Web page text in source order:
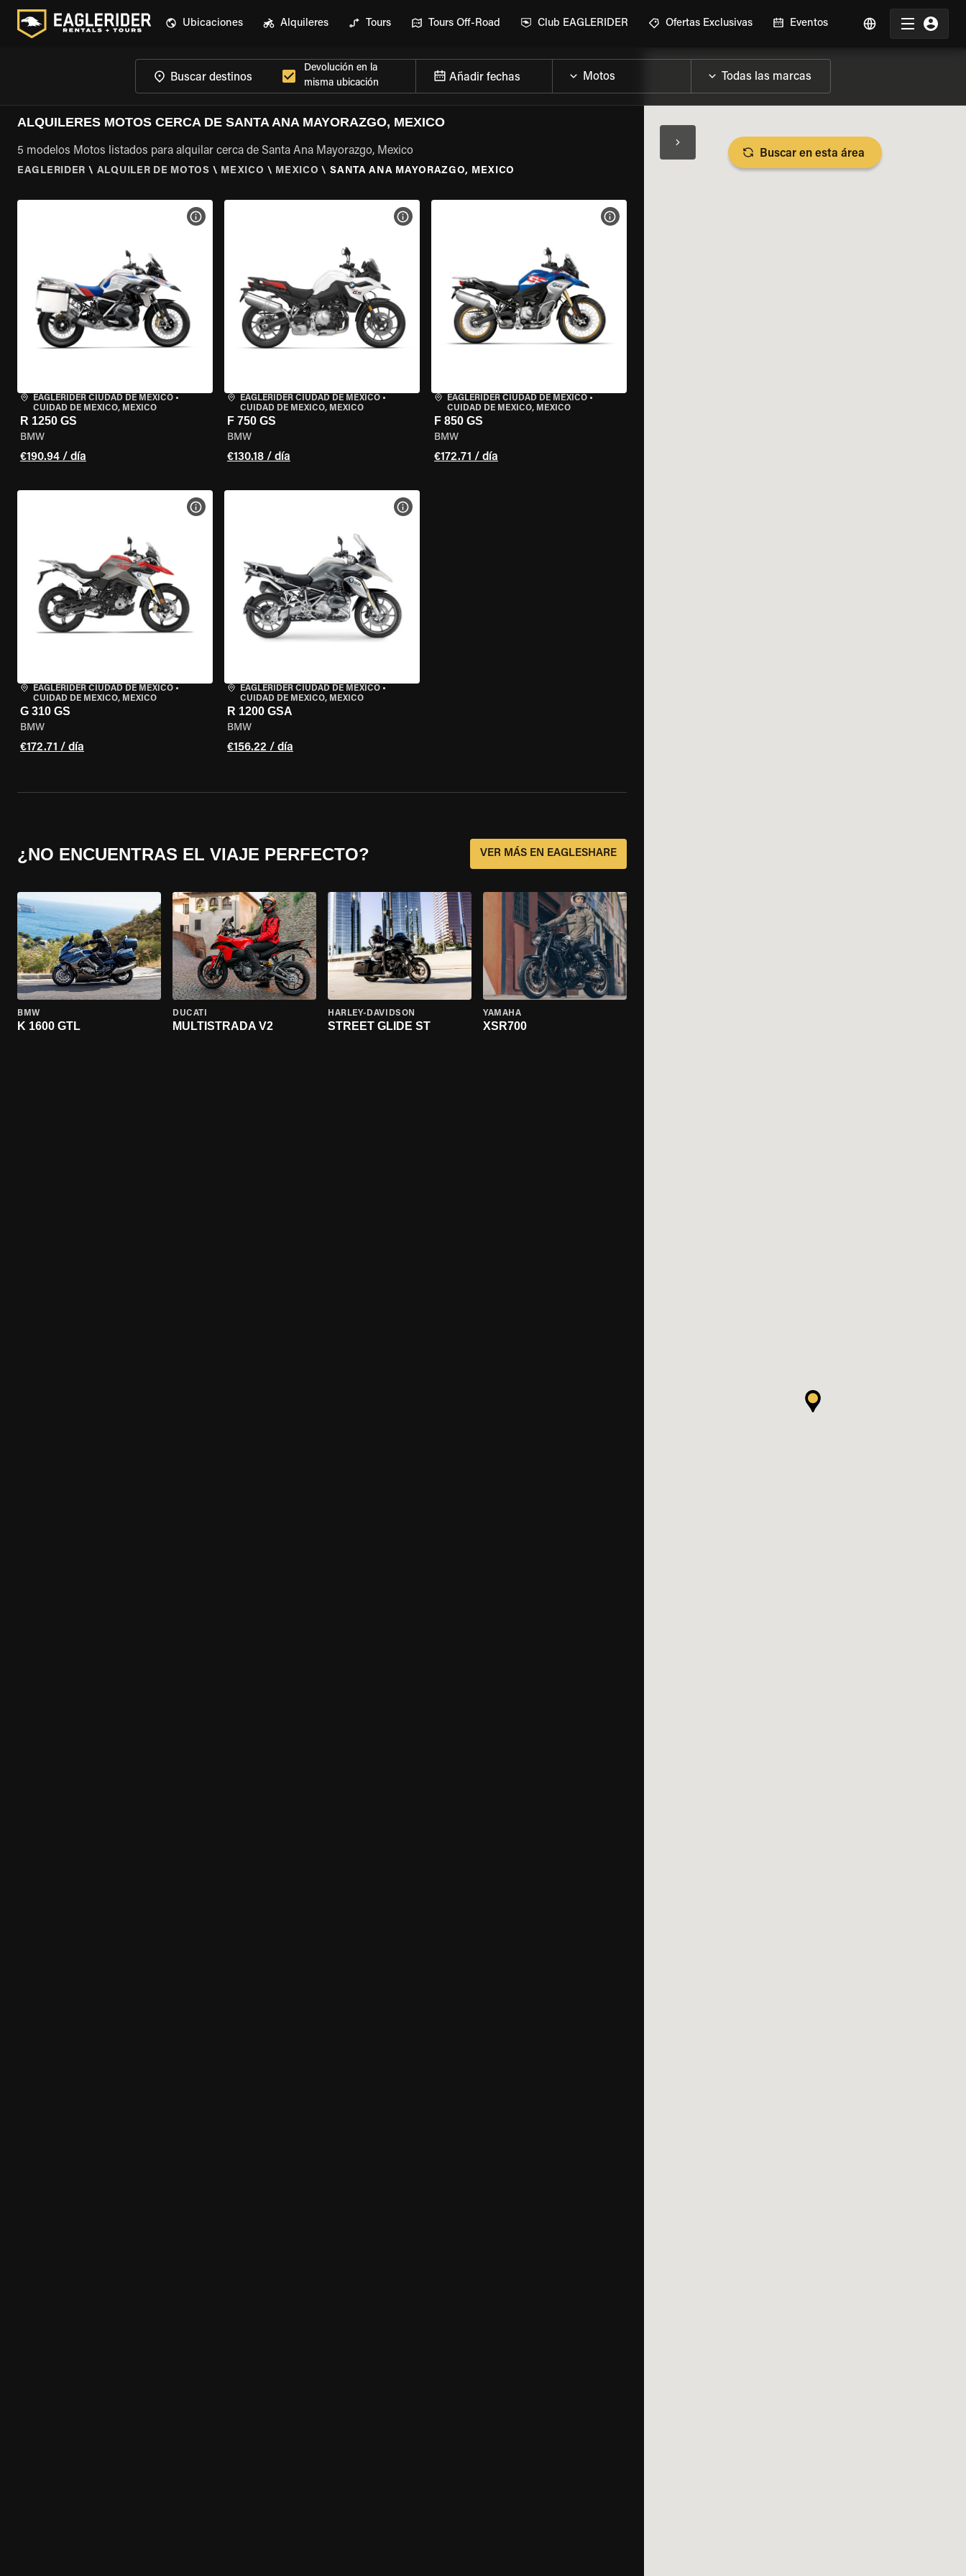
Ubicaciones Alquileres Tours Tours Off-Road Club EAGLERIDER Ofertas Exclusivas Eventos
Devolución en la
misma ubicación
Añadir fechas
ALQUILERES MOTOS CERCA DE SANTA ANA MAYORAZGO, MEXICO
5 modelos Motos listados para alquilar cerca de Santa Ana Mayorazgo, Mexico
EAGLERIDER \ ALQUILER DE MOTOS \ MEXICO \ MEXICO \ SANTA ANA MAYORAZGO, MEXICO
EAGLERIDER CIUDAD DE MÉXICO •
CUIDAD DE MEXICO, MEXICO
R 1250 GS
BMW
€190.94 / día
VER ESPECIFICACIONES DE LA MOTO
EAGLERIDER CIUDAD DE MÉXICO•
CUIDAD DE MEXICO, MEXICO
F 750 GS
BMW
€130.18 / día
VER ESPECIFICACIONES DE LA MOTO
EAGLERIDER CIUDAD DE MÉXICO•
CUIDAD DE MEXICO, MEXICO
F 850 GS
BMW
€172.71 / día
VER ESPECIFICACIONES DE LA MOTO
EAGLERIDER CIUDAD DE MÉXICO •
CUIDAD DE MEXICO, MEXICO
G 310 GS
BMW
€172.71 / día
VER ESPECIFICACIONES DE LA MOTO
EAGLERIDER CIUDAD DE MÉXICO•
CUIDAD DE MEXICO, MEXICO
R 1200 GSA
BMW
€156.22 / día
VER ESPECIFICACIONES DE LA MOTO
¿NO ENCUENTRAS EL VIAJE PERFECTO? VER MÁS EN EAGLESHARE
BMW
K 1600 GTL
DUCATI
MULTISTRADA V2
HARLEY-DAVIDSON
STREET GLIDE ST
YAMAHA
XSR700
Buscar en esta área